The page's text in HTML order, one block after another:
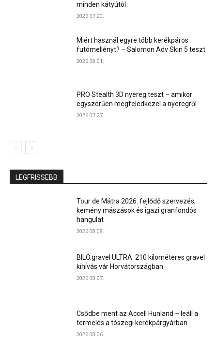
minden kátyútól
2026.07.20.
Miért használ egyre több kerékpáros
futómellényt? – Salomon Adv Skin 5 teszt
2026.08.01.
PRO Stealth 3D nyereg teszt – amikor
egyszerűen megfeledkezel a nyeregről
2026.07.27.
LEGFRISSEBB
Tour de Mátra 2026: fejlődő szervezés,
kemény mászások és igazi granfondós
hangulat
2026.08.08.
BILO.gravel ULTRA: 210 kilométeres gravel
kihívás vár Horvátországban
2026.08.07.
Csődbe ment az Accell Hunland – leáll a
termelés a tószegi kerékpárgyárban
2026.08.06.